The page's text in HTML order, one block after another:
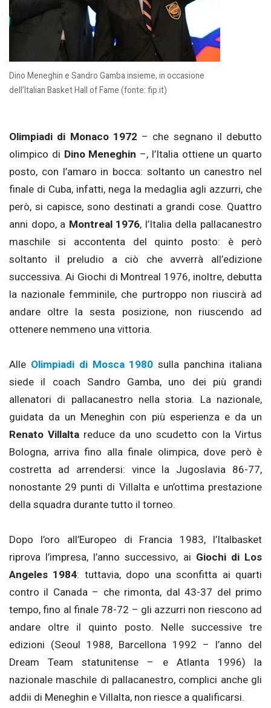
Dino Meneghin e Sandro Gamba insieme, in occasione
dell’Italian Basket Hall of Fame (fonte: fip.it)
Olimpiadi di Monaco 1972 – che segnano il debutto
olimpico di Dino Meneghin –, l’Italia ottiene un quarto
posto, con l’amaro in bocca: soltanto un canestro nel
finale di Cuba, infatti, nega la medaglia agli azzurri, che
però, si capisce, sono destinati a grandi cose. Quattro
anni dopo, a Montreal 1976, l’Italia della pallacanestro
maschile si accontenta del quinto posto: è però
soltanto il preludio a ciò che avverrà all’edizione
successiva. Ai Giochi di Montreal 1976, inoltre, debutta
la nazionale femminile, che purtroppo non riuscirà ad
andare oltre la sesta posizione, non riuscendo ad
ottenere nemmeno una vittoria.
Alle Olimpiadi di Mosca 1980 sulla panchina italiana
siede il coach Sandro Gamba, uno dei più grandi
allenatori di pallacanestro nella storia. La nazionale,
guidata da un Meneghin con più esperienza e da un
Renato Villalta reduce da uno scudetto con la Virtus
Bologna, arriva fino alla finale olimpica, dove però è
costretta ad arrendersi: vince la Jugoslavia 86-77,
nonostante 29 punti di Villalta e un’ottima prestazione
della squadra durante tutto il torneo.
Dopo l’oro all’Europeo di Francia 1983, l’Italbasket
riprova l’impresa, l’anno successivo, ai Giochi di Los
Angeles 1984: tuttavia, dopo una sconfitta ai quarti
contro il Canada – che rimonta, dal 43-37 del primo
tempo, fino al finale 78-72 – gli azzurri non riescono ad
andare oltre il quinto posto. Nelle successive tre
edizioni (Seoul 1988, Barcellona 1992 – l’anno del
Dream Team statunitense – e Atlanta 1996) la
nazionale maschile di pallacanestro, complici anche gli
addii di Meneghin e Villalta, non riesce a qualificarsi.